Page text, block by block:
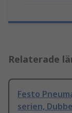
Relaterade
Festo
serien,